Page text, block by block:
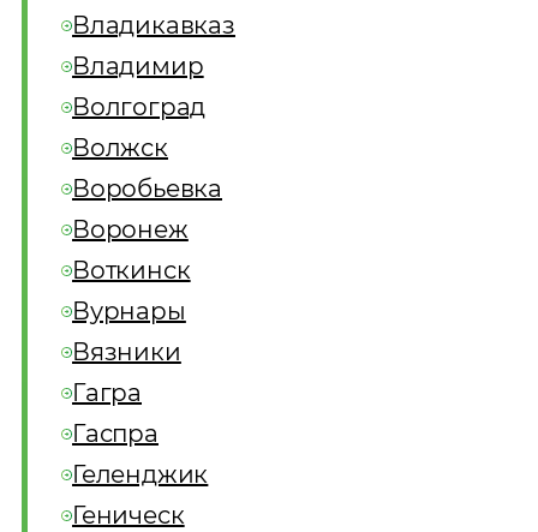
Владикавказ
Владимир
Волгоград
Волжск
Воробьевка
Воронеж
Воткинск
Вурнары
Вязники
Гагра
Гаспра
Геленджик
Геническ